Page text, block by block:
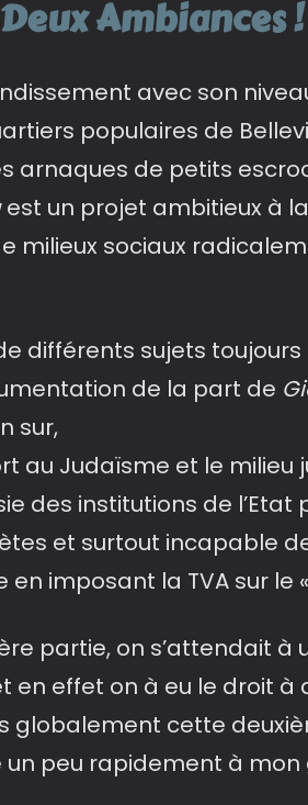
Ambiances !
avec son
populaires de
arnaques de petits
est un projet ambitieux à
milieux sociaux
différents sujets
de la part de
sur,
au Judaïsme et le milieu
des institutions de
et surtout incapable
imposant la TVA sur le
partie, on s’attendait à
en effet on à eu le droit à
globalement cette
peu rapidement à mon